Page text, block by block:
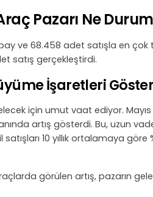
Pazarı Ne
ve 68.458 adet satışla en
satış gerçekleştirdi.
İşaretleri
için umut vaat ediyor. Mayıs
artış gösterdi. Bu, uzun
10 yıllık ortalamaya
görülen artış, pazarın